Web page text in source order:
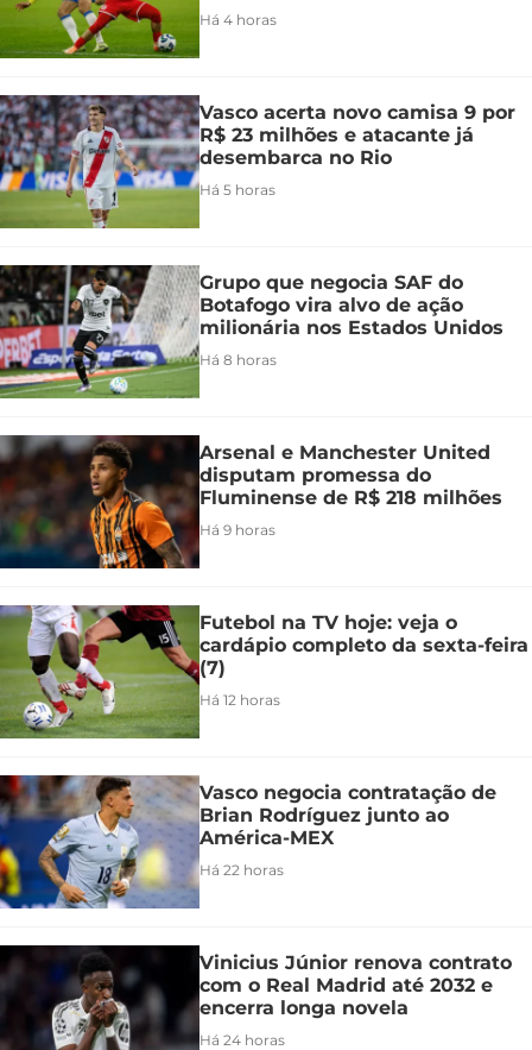
Há 4 horas
Vasco acerta novo camisa 9 por
R$ 23 milhões e atacante já
desembarca no Rio
Há 5 horas
Grupo que negocia SAF do
Botafogo vira alvo de ação
milionária nos Estados Unidos
Há 8 horas
Arsenal e Manchester United
disputam promessa do
Fluminense de R$ 218 milhões
Há 9 horas
Futebol na TV hoje: veja o
cardápio completo da sexta-feira
(7)
Há 12 horas
Vasco negocia contratação de
Brian Rodríguez junto ao
América-MEX
Há 22 horas
Vinicius Júnior renova contrato
com o Real Madrid até 2032 e
encerra longa novela
Há 24 horas